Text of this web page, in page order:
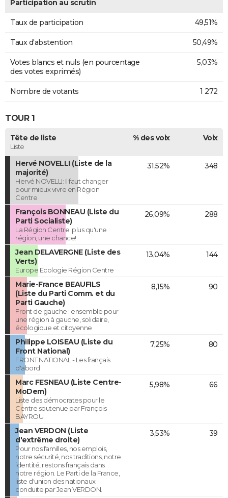
Participation au scrutin
Taux de participation 49,51%
Taux d'abstention 50,49%
Votes blancs et nuls (en pourcentage
des votes exprimés)
5,03%
Nombre de votants 1 272
TOUR 1
Tête de liste
Liste
% des voix Voix
Hervé NOVELLI (Liste de la
majorité)
Hervé NOVELLI: Il faut changer
pour mieux vivre en Région
Centre
31,52% 348
François BONNEAU (Liste du
Parti Socialiste)
La Région Centre: plus qu'une
région, une chance!
26,09% 288
Jean DELAVERGNE (Liste des
Verts)
Europe Ecologie Région Centre
13,04% 144
Marie-France BEAUFILS
(Liste du Parti Comm. et du
Parti Gauche)
Front de gauche : ensemble pour
une région à gauche, solidaire,
écologique et citoyenne
8,15% 90
Philippe LOISEAU (Liste du
Front National)
FRONT NATIONAL - Les français
d'abord
7,25% 80
Marc FESNEAU (Liste Centre-
MoDem)
Liste des démocrates pour le
Centre soutenue par François
BAYROU.
5,98% 66
Jean VERDON (Liste
d'extrême droite)
Pour nos familles, nos emplois,
notre sécurité, nos traditions, notre
identité, restons français dans
notre région. Le Parti de la France,
liste d'union des nationaux
conduite par Jean VERDON.
3,53% 39